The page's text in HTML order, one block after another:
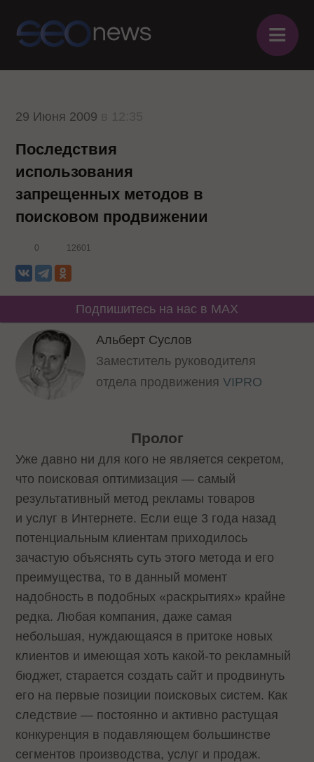
≡
29 Июня 2009
Последствия
использования
запрещенных методов в
поисковом продвижении
0 12601
Подпишитесь на нас в MAX
Альберт Суслов
Заместитель руководителя
отдела продвиженияVIPRO
Пролог
Уже давно ни для кого не является секретом,
что поисковая оптимизация — самый
результативный метод рекламы товаров
и услуг в Интернете. Если еще 3 года назад
потенциальным клиентам приходилось
зачастую объяснять суть этого метода и его
преимущества, то в данный момент
надобность в подобных «раскрытиях» крайне
редка. Любая компания, даже самая
небольшая, нуждающаяся в притоке новых
клиентов и имеющая хоть какой-то рекламный
бюджет, старается создать сайт и продвинуть
его на первые позиции поисковых систем. Как
следствие — постоянно и активно растущая
конкуренция в подавляющем большинстве
сегментов производства, услуг и продаж.